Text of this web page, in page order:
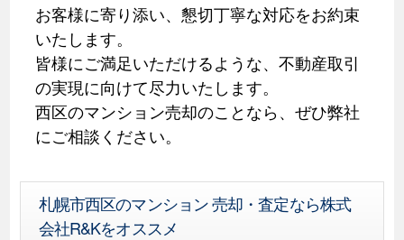
お客様に寄り添い、懇切丁寧な対応をお約束
いたします。
皆様にご満足いただけるような、不動産取引
の実現に向けて尽力いたします。
西区のマンション売却のことなら、ぜひ弊社
にご相談ください。
札幌市西区のマンション 売却・査定なら株式
会社R&Kをオススメ